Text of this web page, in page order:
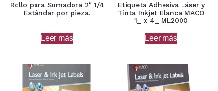
Rollo para Sumadora 2″ 1/4
Estándar por pieza.
Leer más
Etiqueta Adhesiva Láser y
Tinta Inkjet Blanca MACO
1_ x 4_ ML2000
Leer más